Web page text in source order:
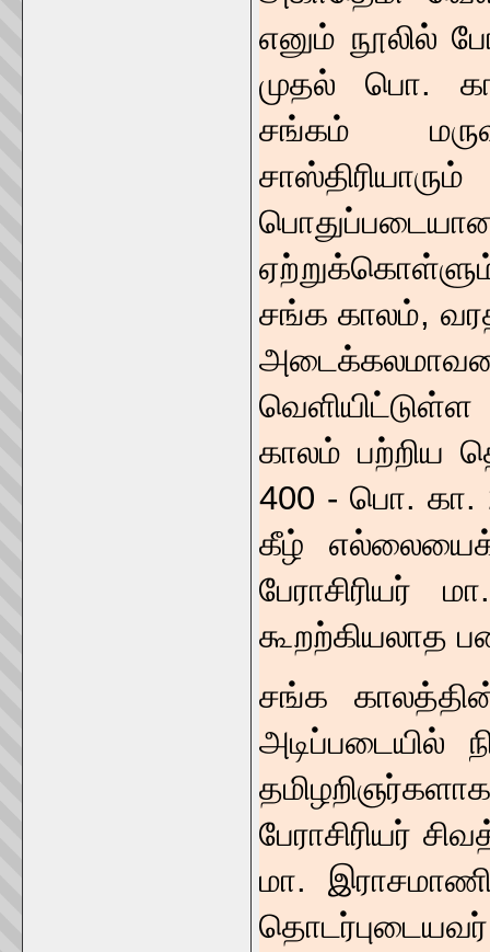
எனும் நூலில்
முதல் பொ.
சங்கம்
சங்க காலம்,
காலம் பற்றிய
400 - பொ. கா.
கீழ் எல்லையைக்
கூறற்கியலாத
சங்க
அடிப்படையில்
பேராசிரியர்
மா.